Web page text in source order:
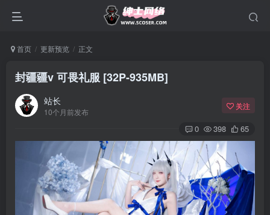
首页 更新预览 正文
封疆疆v 可畏礼服 [32P-935MB]
站长
10个月前发布
关注
0 398 65